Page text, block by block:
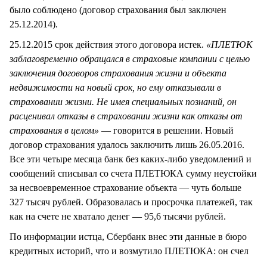
было соблюдено (договор страхования был заключен
25.12.2014).
25.12.2015 срок действия этого договора истек. «ПЛЕТЮК
заблаговременно обращался в страховые компании с целью
заключения договоров страхования жизни и объекта
недвижимости на новый срок, но ему отказывали в
страховании жизни. Не имея специальных познаний, он
расценивал отказы в страховании жизни как отказы от
страхования в целом» — говорится в решении. Новый
договор страхования удалось заключить лишь 26.05.2016.
Все эти четыре месяца банк без каких-либо уведомлений и
сообщений списывал со счета ПЛЕТЮКА сумму неустойки
за несвоевременное страхование объекта — чуть больше
327 тысяч рублей. Образовалась и просрочка платежей, так
как на счете не хватало денег — 95,6 тысячи рублей.
По информации истца, Сбербанк внес эти данные в бюро
кредитных историй, что и возмутило ПЛЕТЮКА: он счел